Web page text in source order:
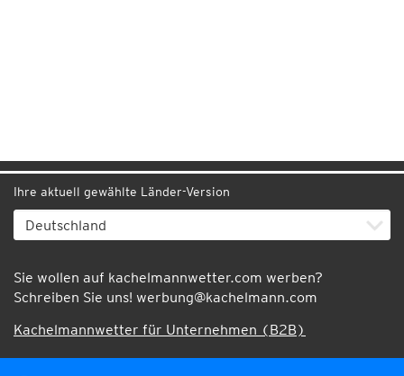
Ihre aktuell gewählte Länder-Version
Sie wollen auf kachelmannwetter.com werben?
Schreiben Sie uns! werbung@kachelmann.com
Kachelmannwetter für Unternehmen (B2B)